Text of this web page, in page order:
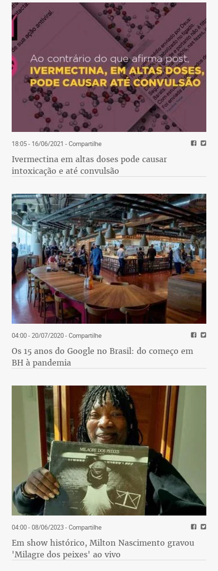
18:05 - 16/06/2021 - Compartilhe
Ivermectina em altas doses pode causar
intoxicação e até convulsão
04:00 - 20/07/2020- Compartilhe
Os 15 anos do Google no Brasil: do começo em
BH à pandemia
04:00 - 08/06/2023- Compartilhe
Em show histórico, Milton Nascimento gravou
'Milagre dos peixes' ao vivo